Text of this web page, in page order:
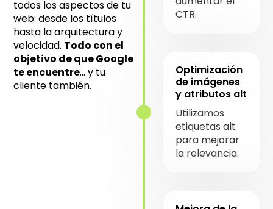
todos los aspectos de tu
web: desde los títulos
hasta la arquitectura y
velocidad. Todo con el
objetivo de que Google
te encuentre… y tu
cliente también.
CTR.
Optimización
de imágenes
y atributos alt
Utilizamos
etiquetas alt
para mejorar
la relevancia.